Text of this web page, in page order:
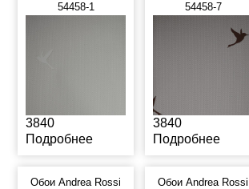
54458-1
3840
Подробнее
54458-7
3840
Подробнее
Обои Andrea Rossi
Обои Andrea Rossi